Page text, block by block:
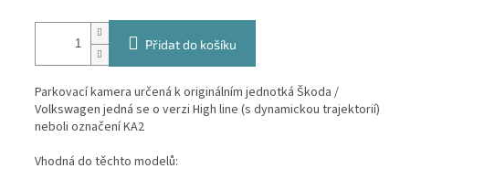
Přidat do košíku
Parkovací kamera určená k originálním jednotká Škoda /
Volkswagen jedná se o verzi High line (s dynamickou trajektorií)
neboli označení KA2
Vhodná do těchto modelů: